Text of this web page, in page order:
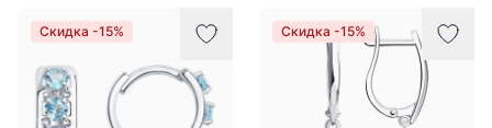
Скидка -15% Скидка -15%